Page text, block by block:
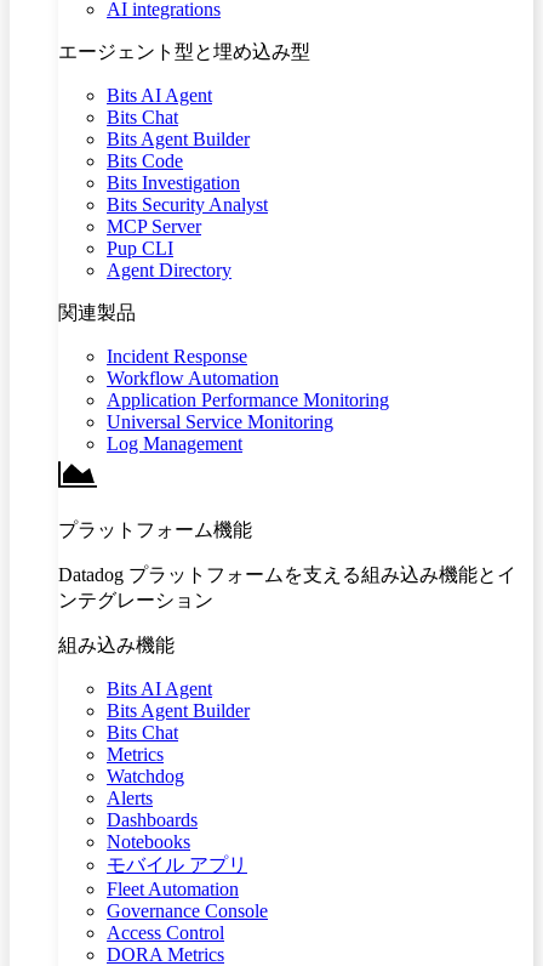
AI integrations
エージェント型と埋め込み型
Bits AI Agent
Bits Chat
Bits Agent Builder
Bits Code
Bits Investigation
Bits Security Analyst
MCP Server
Pup CLI
Agent Directory
関連製品
Incident Response
Workflow Automation
Application Performance Monitoring
Universal Service Monitoring
Log Management
プラットフォーム機能
Datadog プラットフォームを支える組み込み機能とイ
ンテグレーション
組み込み機能
Bits AI Agent
Bits Agent Builder
Bits Chat
Metrics
Watchdog
Alerts
Dashboards
Notebooks
モバイル アプリ
Fleet Automation
Governance Console
Access Control
DORA Metrics